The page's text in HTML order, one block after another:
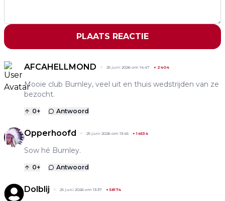
PLAATS REACTIE
AFCAHELLMOND 25 juni 2026 om 14:47 + 2404
Mooie club Burnley, veel uit en thuis wedstrijden van ze
bezocht.
0+ Antwoord
Opperhoofd 25 juni 2026 om 13:45 +14534
Sow hé Burnley.
0+ Antwoord
Dolblij 25 juni 2026 om 13:37 + 58174